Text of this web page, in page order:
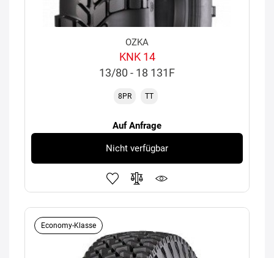
OZKA
KNK 14
13/80 - 18 131F
8PR TT
Auf Anfrage
Nicht verfügbar
Economy-Klasse